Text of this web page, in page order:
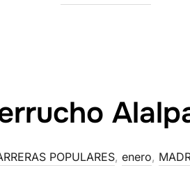
POPULARES, enero,